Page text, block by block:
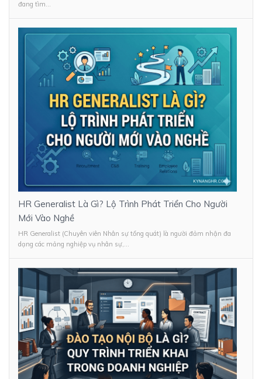
đang tìm...
HR Generalist Là Gì? Lộ Trình Phát Triển Cho Người
Mới Vào Nghề
HR Generalist (Chuyên viên Nhân sự tổng quát) là người đảm nhận đa
dạng các mảng nghiệp vụ nhân sự,...